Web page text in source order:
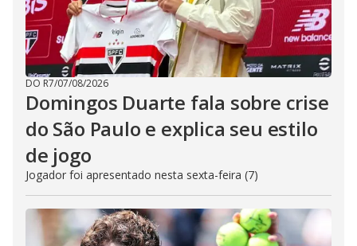
DO R7/07/08/2026
Domingos Duarte fala sobre crise
do São Paulo e explica seu estilo
de jogo
Jogador foi apresentado nesta sexta-feira (7)